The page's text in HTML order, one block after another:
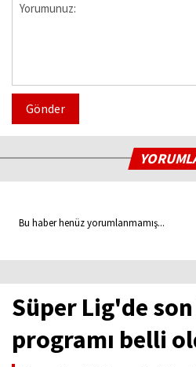
Gönder
Bu haber henüz yorumlanmamış...
Süper Lig'de
programı belli